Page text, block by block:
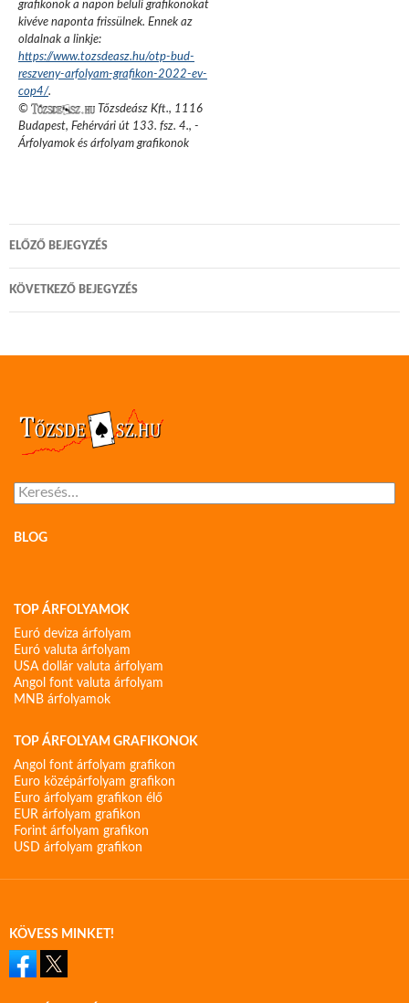
grafikonok a napon belüli grafikonokat
kivéve naponta frissülnek. Ennek az
oldalnak a linkje:
https://www.tozsdeasz.hu/otp-bud-
reszveny-arfolyam-grafikon-2022-ev-
cop4/.
©
Tőzsdeász Kft., 1116
Budapest, Fehérvári út 133. fsz. 4., -
Árfolyamok és árfolyam grafikonok
Bejegyzés
navigáció
ELŐZŐ BEJEGYZÉS
KÖVETKEZŐ BEJEGYZÉS
Keresés:
BLOG
TOP ÁRFOLYAMOK
Euró deviza árfolyam
Euró valuta árfolyam
USA dollár valuta árfolyam
Angol font valuta árfolyam
MNB árfolyamok
TOP ÁRFOLYAM GRAFIKONOK
Angol font árfolyam grafikon
Euro középárfolyam grafikon
Euro árfolyam grafikon élő
EUR árfolyam grafikon
Forint árfolyam grafikon
USD árfolyam grafikon
KÖVESS MINKET!